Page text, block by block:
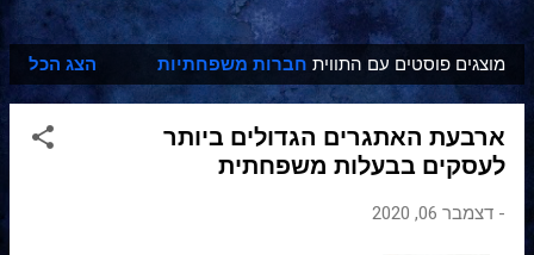
ר
ש
מוצגים פוסטים עם התווית חברות משפחתיות הצג הכל
ארבעת האתגרים הגדולים ביותר
לעסקים בבעלות משפחתית
- דצמבר 06, 2020